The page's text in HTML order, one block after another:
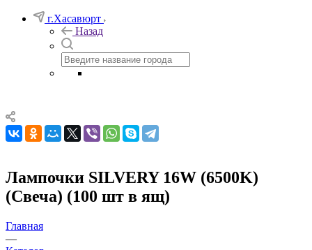
г.Хасавюрт
Назад
Лампочки SILVERY 16W (6500K)
(Свеча) (100 шт в ящ)
Главная
—